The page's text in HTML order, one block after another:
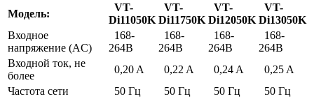
Модель:
VT-
Di11050K
VT-
Di11750K
VT-
Di12050K
VT-
Di13050K
Входное
напряжение (AC)
168-
264В
168-
264В
168-
264В
168-
264В
Входной ток, не
более
0,20 A 0,22 A 0,24 A
0,25 A
Частота сети
50 Гц 50 Гц 50 Гц
50 Гц